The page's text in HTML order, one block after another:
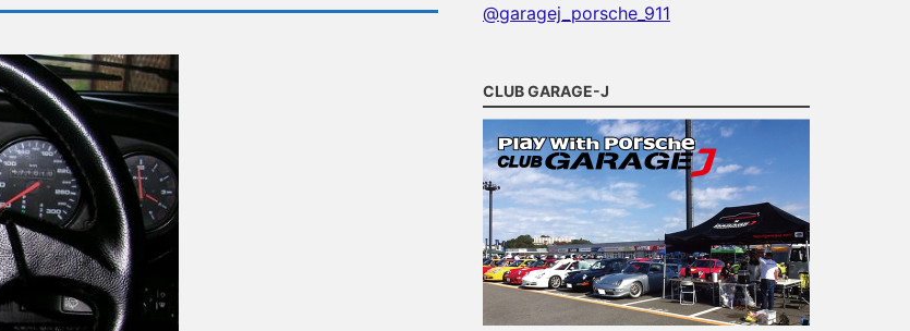
@garagej_porsche_911
CLUB GARAGE-J